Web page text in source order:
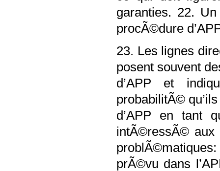
garanties. 22.
procÃ©dure
23. Les lignes
posent souvent
d’APP et
probabilitÃ©
d’APP en tant
intÃ©ressÃ©
prÃ©vu dans